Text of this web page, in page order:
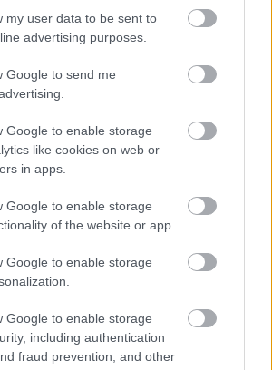
my user data to be sent to
advertising purposes.
Google to send me
Google to enable storage
like cookies on web or
in apps.
Google to enable storage
of the website or app.
Google to enable storage
Google to enable storage
including authentication
fraud prevention, and other
tartozás, az együvé
adhatja számunkra ez a nap, a
emberek számára is
nem vagyunk egyedül”
, a Csodabogár Autizmussal
Személyek Nappali
tette hozzá. A
közel ötven fős csoport
felnőtt gondozottak mellett
az intézmény munkatársai.